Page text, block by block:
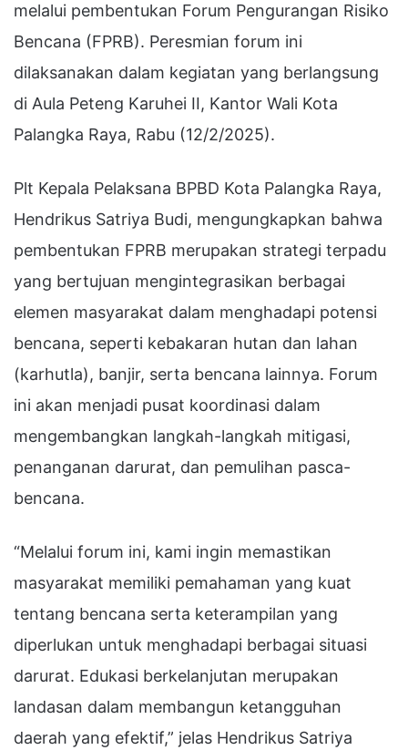
melalui pembentukan Forum Pengurangan Risiko
Bencana (FPRB). Peresmian forum ini
dilaksanakan dalam kegiatan yang berlangsung
di Aula Peteng Karuhei II, Kantor Wali Kota
Palangka Raya, Rabu (12/2/2025).
Plt Kepala Pelaksana BPBD Kota Palangka Raya,
Hendrikus Satriya Budi, mengungkapkan bahwa
pembentukan FPRB merupakan strategi terpadu
yang bertujuan mengintegrasikan berbagai
elemen masyarakat dalam menghadapi potensi
bencana, seperti kebakaran hutan dan lahan
(karhutla), banjir, serta bencana lainnya. Forum
ini akan menjadi pusat koordinasi dalam
mengembangkan langkah-langkah mitigasi,
penanganan darurat, dan pemulihan pasca-
bencana.
“Melalui forum ini, kami ingin memastikan
masyarakat memiliki pemahaman yang kuat
tentang bencana serta keterampilan yang
diperlukan untuk menghadapi berbagai situasi
darurat. Edukasi berkelanjutan merupakan
landasan dalam membangun ketangguhan
daerah yang efektif,” jelas Hendrikus Satriya